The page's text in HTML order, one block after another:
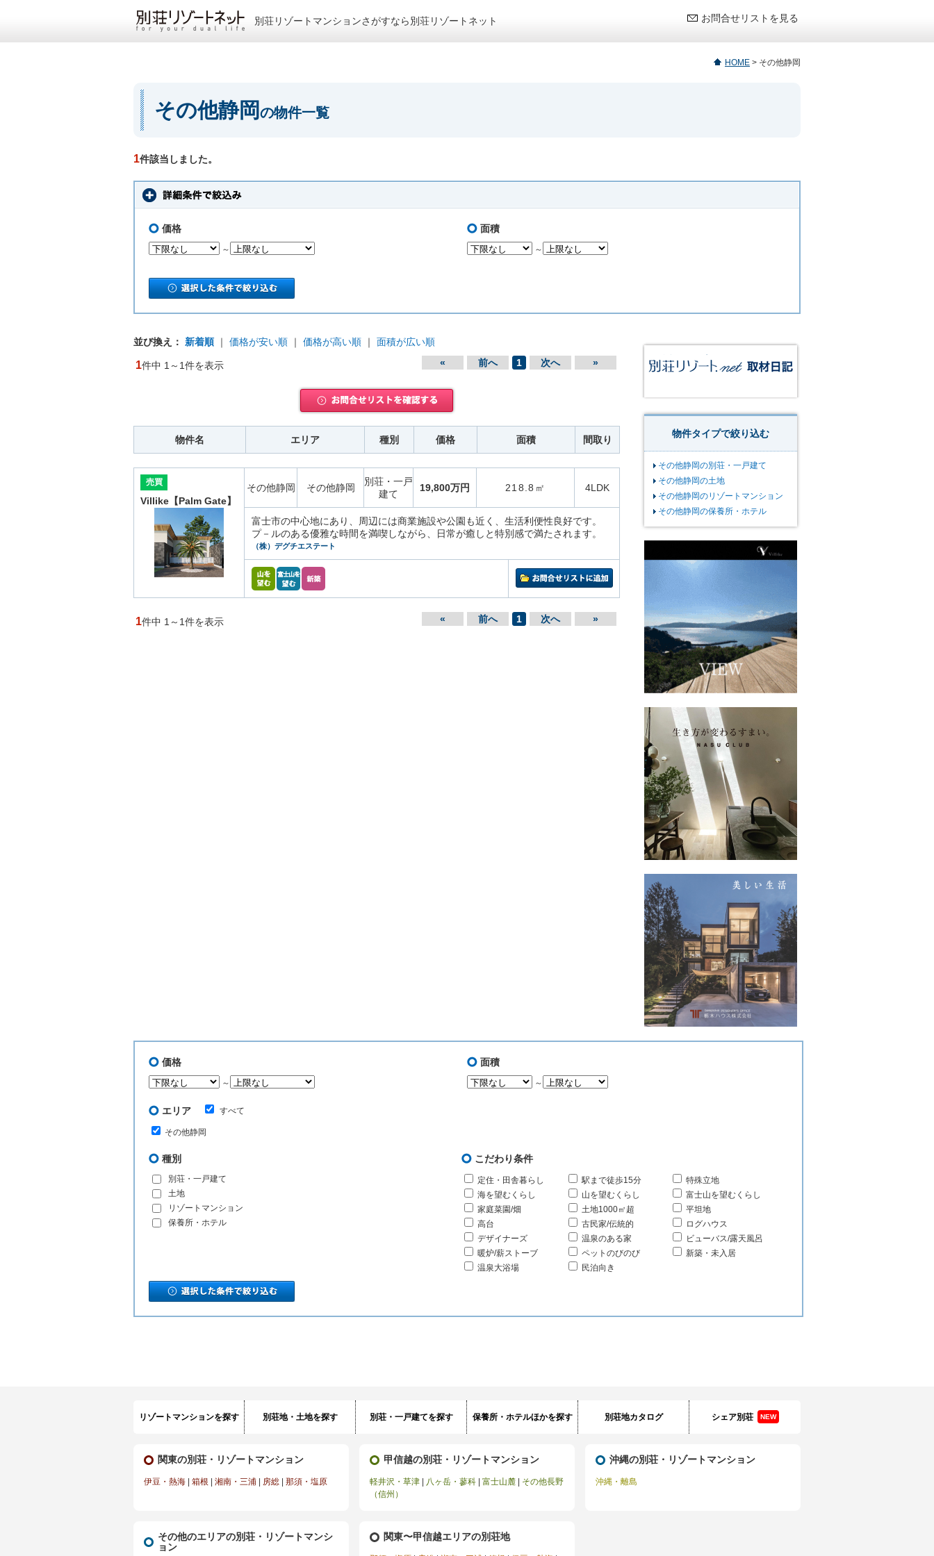
別荘リゾートマンションさがすなら別荘リゾートネット お問合せリストを見る
HOME > その他静岡
その他静岡の物件一覧
1件該当しました。
価格
～
面積
～
並び換え： 新着順 ｜ 価格が安い順 ｜ 価格が高い順 ｜ 面積が広い順
1件中 1～1件を表示 « 前へ 1 次へ »
物件名 エリア 種別 価格 面積 間取り
売買
Villike【Palm Gate】
その他静岡 その他静岡
別荘・一戸
建て
19,800万円 218.8㎡ 4LDK
富士市の中心地にあり、周辺には商業施設や公園も近く、生活利便性良好です。
プ－ルのある優雅な時間を満喫しながら、日常が癒しと特別感で満たされます。
（株）デグチエステート
1件中 1～1件を表示 « 前へ 1 次へ »
物件タイプで絞り込む
その他静岡の別荘・一戸建て
その他静岡の土地
その他静岡のリゾートマンション
その他静岡の保養所・ホテル
価格
～
面積
～
エリア すべて
その他静岡
種別
別荘・一戸建て
土地
リゾートマンション
保養所・ホテル
こだわり条件
定住・田舎暮らし 駅まで徒歩15分
特殊立地
海を望むくらし
山を望むくらし
富士山を望むくらし
家庭菜園/畑
土地1000㎡超
平坦地
高台
古民家/伝統的
ログハウス
デザイナーズ
温泉のある家
ビューバス/露天風呂
暖炉/薪ストーブ
ペットのびのび
新築・未入居
温泉大浴場
民泊向き
リゾートマンションを探す 別荘地・土地を探す 別荘・一戸建てを探す 保養所・ホテルほかを探す 別荘地カタログ シェア別荘 NEW
関東の別荘・リゾートマンション
伊豆・熱海 箱根 湘南・三浦 房総 那須・塩原
甲信越の別荘・リゾートマンション
軽井沢・草津 八ヶ岳・蓼科 富士山麓
その他長野
（信州）
沖縄の別荘・リゾートマンション
沖縄・離島
その他のエリアの別荘・リゾートマンシ
ョン
関東〜甲信越エリアの別荘地